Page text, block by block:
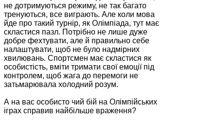
не дотримуються режиму, не так багато
тренуються, все виграють. Але коли мова
йде про такий турнір, як Олімпіада, тут має
скластися пазл. Потрібно не лише дуже
добре фехтувати, але й правильно себе
налаштувати, щоб не було надмірних
хвилювань. Спортсмен має скластися як
особистість, вміти тримати свої емоції під
контролем, щоб жага до перемоги не
затьмарювала холодний розум.
А на вас особисто чий бій на Олімпійських
іграх справив найбільше враження?